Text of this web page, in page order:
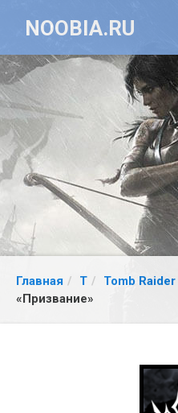
NOOBIA.RU
Главная T Tomb Raider
«Призвание»